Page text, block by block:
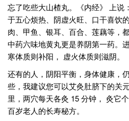
忘了吃些大山楂丸。《内经》 上说
于五心烦热、阴虚火旺、口干喜饮
肉、甲鱼、银耳、百合、莲藕等，
中药六味地黄丸更是养阴第一药。
寒体质则补阳， 虚火体质则滋阴。
还有的人，阴阳平衡，身体健康，
些，我建议您可以艾灸肚脐下的关
里，两穴每天各灸 15 分钟， 灸它
百岁老人的长寿秘方。